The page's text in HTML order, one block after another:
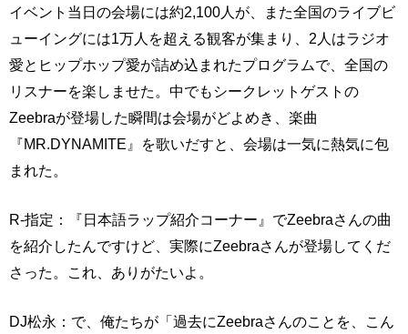
イベント当日の会場には約2,100人が、また全国のライブビ
ューイングには1万人を超える観客が集まり、2人はラジオ
愛とヒップホップ愛が詰め込まれたプログラムで、全国の
リスナーを楽しませた。中でもシークレットゲストの
Zeebraが登場した瞬間は会場がどよめき、楽曲
『MR.DYNAMITE』を歌いだすと、会場は一気に熱気に包
まれた。
R-指定：『日本語ラップ紹介コーナー』でZeebraさんの曲
を紹介したんですけど、実際にZeebraさんが登場してくだ
さった。これ、ありがたいよ。
DJ松永：で、俺たちが「過去にZeebraさんのことを、こん